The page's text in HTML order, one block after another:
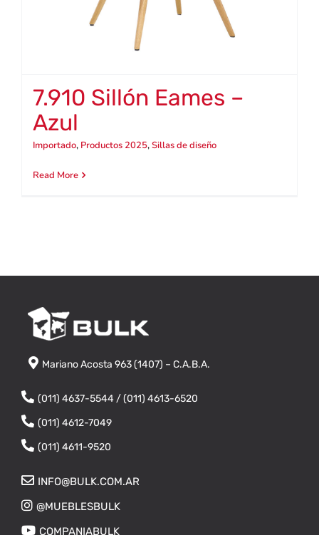
7.910 Sillón Eames –
Azul
Importado, Productos 2025,Sillas de diseño
Read More
Mariano Acosta 963 (1407) – C.A.B.A.
(011) 4637-5544 / (011) 4613-6520
(011) 4612-7049
(011) 4611-9520
INFO@BULK.COM.AR
@MUEBLESBULK
COMPANIABULK